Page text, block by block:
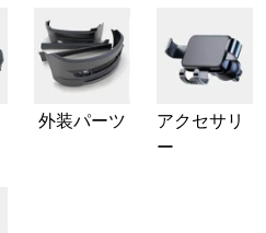
外装パーツ
アクセサリ
ー